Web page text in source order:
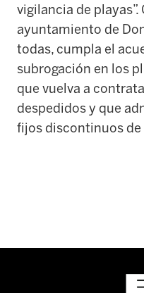
vigilancia de
ayuntamiento de
todas, cumpla el
subrogación en los
que vuelva a
despedidos y que
fijos discontinuos